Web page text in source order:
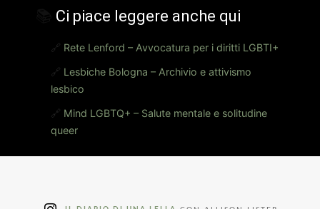
Ci piace leggere anche qui
🔗 Rete Lenford – Avvocatura per i diritti LGBTI+
🔗 Lesbiche Bologna – Archivio e attivismo
lesbico
🔗 Mind LGBTQ+ – Salute mentale e solitudine
queer